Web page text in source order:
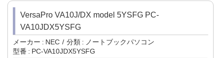
VersaPro VA10J/DX model 5YSFG PC-
VA10JDX5YSFG
メーカー NEC 分類
ノートブックパソコン
型番
PC-VA10JDX5YSFG